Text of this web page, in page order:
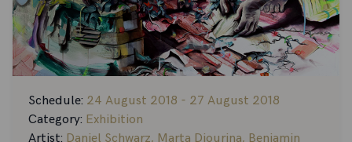
Schedule: 24 August 2018 - 27 August 2018
Category: Exhibition
Artist: Daniel Schwarz, Marta Djourina, Benjamin